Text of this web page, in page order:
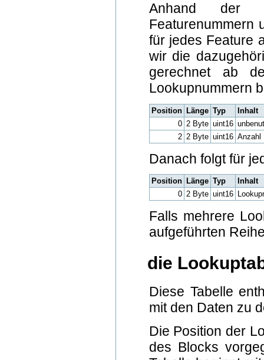
Anhand der
Featurenummern
für jedes Feature
wir die
gerechnet ab
Lookupnummern
Position Länge Typ
Inhalt
0 2 Byte uint16
2 2 Byte uint16 Anzahl
Danach folgt für
Position Länge Typ
Inhalt
0 2 Byte uint16
Falls mehrere
aufgeführten
die
Diese Tabelle
mit den Daten zu
Die Position der
des Blocks